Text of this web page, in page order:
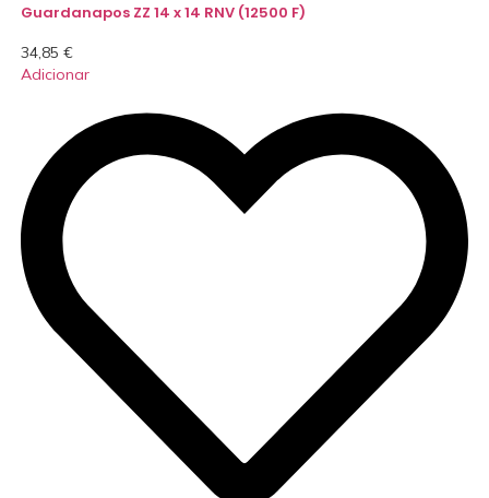
Guardanapos ZZ 14 x 14 RNV (12500 F)
34,85 €
Adicionar